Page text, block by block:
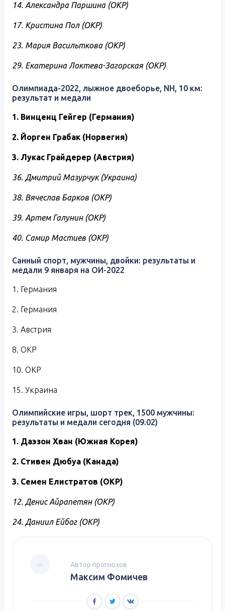
14. Александра Паршина (ОКР)
17. Кристина Пол (ОКР)
23. Мария Васильткова (ОКР)
29. Екатерина Локтева-Загорская (ОКР)
Олимпиада-2022, лыжное двоеборье, NH, 10 км:
результат и медали
1. Винценц Гейгер (Германия)
2. Йорген Грабак (Норвегия)
3. Лукас Грайдерер (Австрия)
36. Дмитрий Мазурчук (Украина)
38. Вячеслав Барков (ОКР)
39. Артем Галунин (ОКР)
40. Самир Мастиев (ОКР)
Санный спорт, мужчины, двойки: результаты и
медали 9 января на ОИ-2022
1. Германия
2. Германия
3. Австрия
8. ОКР
10. ОКР
15. Украина
Олимпийские игры, шорт трек, 1500 мужчины:
результаты и медали сегодня (09.02)
1. Даэзон Хван (Южная Корея)
2. Стивен Дюбуа (Канада)
3. Семен Елистратов (ОКР)
12. Денис Айрапетян (ОКР)
24. Даниил Ейбог (ОКР)
Автор прогнозов
Максим Фомичев